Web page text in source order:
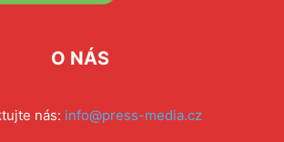
O NÁS
nás: info@press-media.cz